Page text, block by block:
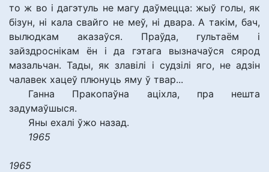
то ж во і дагэтуль не магу даўмецца: жыў голы, як
бізун, ні кала свайго не меў, ні двара. А такім, бач,
вылюдкам аказаўся. Праўда, гультаём і
зайздроснікам ён і да гэтага вызначаўся сярод
мазальчан. Тады, як злавілі і судзілі яго, не адзін
чалавек хацеў плюнуць яму ў твар...
Ганна Пракопаўна аціхла, пра нешта
задумаўшыся.
Яны ехалі ўжо назад.
1965
1965